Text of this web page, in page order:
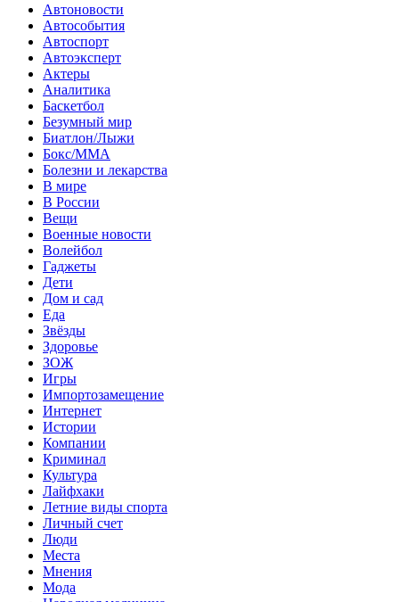
Автоновости
Автособытия
Автоспорт
Автоэксперт
Актеры
Аналитика
Баскетбол
Безумный мир
Биатлон/Лыжи
Бокс/MMA
Болезни и лекарства
В мире
В России
Вещи
Военные новости
Волейбол
Гаджеты
Дети
Дом и сад
Еда
Звёзды
Здоровье
ЗОЖ
Игры
Импортозамещение
Интернет
Истории
Компании
Криминал
Культура
Лайфхаки
Летние виды спорта
Личный счет
Люди
Места
Мнения
Мода